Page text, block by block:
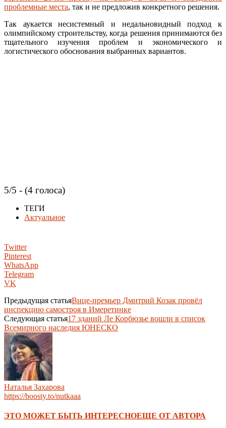
проблемные места, так и не предложив конкретного решения.
Так аукается несистемный и недальновидный подход к
олимпийскому строительству, когда решения принимаются без
тщательного изучения проблем и экономического и
логистического обоснования выбранных вариантов.
5/5 - (4 голоса)
ТЕГИ
Актуальное
Twitter
Pinterest
WhatsApp
Telegram
VK
Предыдущая статьяВице-премьер Дмитрий Козак провёл
инспекцию самостроя в Имеретинке
Следующая статья17 зданий Ле Корбюзье вошли в список
Всемирного наследия ЮНЕСКО
Наталья Захарова
https://boosty.to/nutkaaa
ЭТО МОЖЕТ БЫТЬ ИНТЕРЕСНОЕЩЕ ОТ АВТОРА